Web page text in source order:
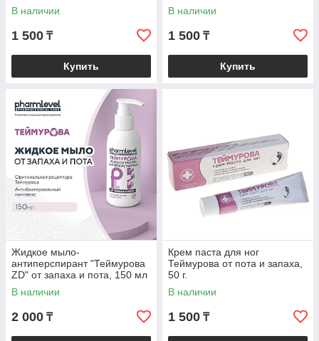
В наличии
1 500 ₸
Купить
В наличии
1 500 ₸
Купить
Жидкое мыло-
антиперспирант "Теймурова
ZD" от запаха и пота, 150 мл
В наличии
2 000 ₸
Крем паста для ног
Теймурова от пота и запаха,
50 г.
В наличии
1 500 ₸